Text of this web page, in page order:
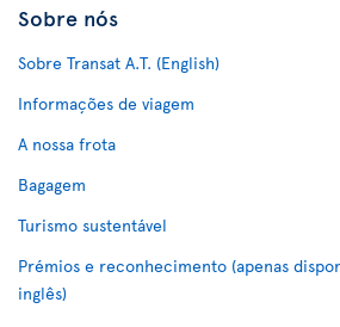
Sobre nós
Sobre Transat A.T. (English)
Informações de viagem
A nossa frota
Bagagem
Turismo sustentável
Prémios e reconhecimento (apenas
inglês)